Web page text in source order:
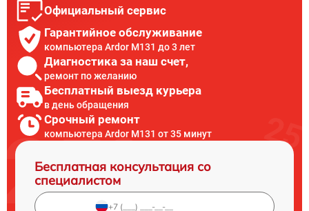
Официальный сервис
Гарантийное обслуживание
компьютера Ardor M131 до 3 лет
Диагностика за наш счет,
ремонт по желанию
Бесплатный выезд курьера
в день обращения
Срочный ремонт
компьютера Ardor M131 от 35 минут
Бесплатная консультация со
специалистом